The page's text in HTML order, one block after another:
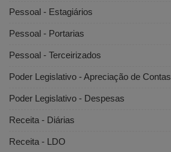
Pessoal - Estagiários
Pessoal - Portarias
Pessoal - Terceirizados
Poder Legislativo - Apreciação de Contas
Poder Legislativo - Despesas
Receita - Diárias
Receita - LDO